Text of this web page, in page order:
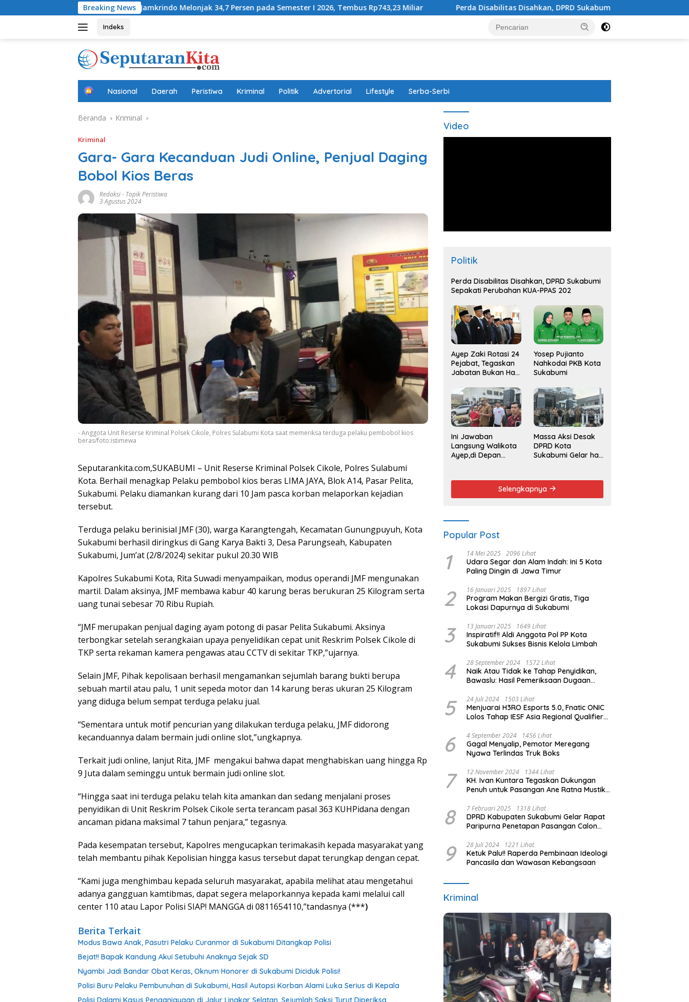
ke
Breaking News
Laba Jamkrindo Melonjak 34,7 Persen pada Semester I 2026, Tembus Rp743,23 Miliar Perda Disabilitas Disahkan, DPRD Sukabumi Sepakati Perubahan KUA-PPAS 202
Indeks
B
a
d
Nasional Daerah Peristiwa Kriminal Politik Advertorial Lifestyle Serba-Serbi
Beranda Kriminal
Kriminal
Gara- Gara Kecanduan Judi Online, Penjual Daging
Bobol Kios Beras
Redaksi- Topik Peristiwa
3 Agustus 2024
- Anggota Unit Reserse Kriminal Polsek Cikole, Polres Sulabumi Kota saat memeriksa terduga pelaku pembobol kios
beras/foto:istimewa
Seputarankita.com,SUKABUMI – Unit Reserse Kriminal Polsek Cikole, Polres Sulabumi
Kota. Berhail menagkap Pelaku pembobol kios beras LIMA JAYA, Blok A14, Pasar Pelita,
Sukabumi. Pelaku diamankan kurang dari 10 Jam pasca korban melaporkan kejadian
tersebut.
Terduga pelaku berinisial JMF (30), warga Karangtengah, Kecamatan Gunungpuyuh, Kota
Sukabumi berhasil diringkus di Gang Karya Bakti 3, Desa Parungseah, Kabupaten
Sukabumi, Jum’at (2/8/2024) sekitar pukul 20.30 WIB
Kapolres Sukabumi Kota, Rita Suwadi menyampaikan, modus operandi JMF mengunakan
martil. Dalam aksinya, JMF membawa kabur 40 karung beras berukuran 25 Kilogram serta
uang tunai sebesar 70 Ribu Rupiah.
“JMF merupakan penjual daging ayam potong di pasar Pelita Sukabumi. Aksinya
terbongkar setelah serangkaian upaya penyelidikan cepat unit Reskrim Polsek Cikole di
TKP serta rekaman kamera pengawas atau CCTV di sekitar TKP,”ujarnya.
Selain JMF, Pihak kepolisaan berhasil mengamankan sejumlah barang bukti berupa
sebuah martil atau palu, 1 unit sepeda motor dan 14 karung beras ukuran 25 Kilogram
yang diduga belum sempat terduga pelaku jual.
“Sementara untuk motif pencurian yang dilakukan terduga pelaku, JMF didorong
kecanduannya dalam bermain judi online slot,”ungkapnya.
Terkait judi online, lanjut Rita, JMF mengakui bahwa dapat menghabiskan uang hingga Rp
9 Juta dalam seminggu untuk bermain judi online slot.
“Hingga saat ini terduga pelaku telah kita amankan dan sedang menjalani proses
penyidikan di Unit Reskrim Polsek Cikole serta terancam pasal 363 KUHPidana dengan
ancaman pidana maksimal 7 tahun penjara,” tegasnya.
Pada kesempatan tersebut, Kapolres mengucapkan terimakasih kepada masyarakat yang
telah membantu pihak Kepolisian hingga kasus tersebut dapat terungkap dengan cepat.
“Kami juga menghimbau kepada seluruh masyarakat, apabila melihat atau mengetahui
adanya gangguan kamtibmas, dapat segera melaporkannya kepada kami melalui call
center 110 atau Lapor Polisi SIAP! MANGGA di 0811654110,”tandasnya (***)
Berita Terkait
Modus Bawa Anak, Pasutri Pelaku Curanmor di Sukabumi Ditangkap Polisi
Bejat!! Bapak Kandung Akui Setubuhi Anaknya Sejak SD
Nyambi Jadi Bandar Obat Keras, Oknum Honorer di Sukabumi Diciduk Polisi!
Polisi Buru Pelaku Pembunuhan di Sukabumi, Hasil Autopsi Korban Alami Luka Serius di Kepala
Polisi Dalami Kasus Penganiayaan di Jalur Lingkar Selatan, Sejumlah Saksi Turut Diperiksa
Video
Politik
Perda Disabilitas Disahkan, DPRD Sukabumi
Sepakati Perubahan KUA-PPAS 202
Ayep Zaki Rotasi 24
Pejabat, Tegaskan
Jabatan Bukan Hak
Yosep Pujianto
Nahkodai PKB Kota
Sukabumi
Ini Jawaban
Langsung Walikota
Ayep,di Depan
Massa Aksi Desak
DPRD Kota
Sukabumi Gelar hak
Walikota
Selengkapnya
Popular Post
1 14 Mei 2025 2096 Lihat
Udara Segar dan Alam Indah: Ini 5 Kota
Paling Dingin di Jawa Timur
2 16 Januari 2025 1897 Lihat
Program Makan Bergizi Gratis, Tiga
Lokasi Dapurnya di Sukabumi
3 13 Januari 2025 1649 Lihat
Inspiratif!! Aldi Anggota Pol PP Kota
Sukabumi Sukses Bisnis Kelola Limbah
4 28 September 2024 1572 Lihat
Naik Atau Tidak ke Tahap Penyidikan,
Bawaslu: Hasil Pemeriksaan Dugaan
5 24 Juli 2024 1503 Lihat
Menjuarai H3RO Esports 5.0, Fnatic ONIC
Lolos Tahap IESF Asia Regional Qualifier
6 4 September 2024 1456 Lihat
Gagal Menyalip, Pemotor Meregang
Nyawa Terlindas Truk Boks
7 12 November 2024 1344 Lihat
KH. Ivan Kuntara Tegaskan Dukungan
Penuh untuk Pasangan Ane Ratna Mustika
Purwakarta 2024
8 7 Februari 2025 1318 Lihat
DPRD Kabupaten Sukabumi Gelar Rapat
Paripurna Penetapan Pasangan Calon
Pejabat Eksekutif
9 28 Juli 2024 1221 Lihat
Ketuk Palu!! Raperda Pembinaan Ideologi
Pancasila dan Wawasan Kebangsaan
Kriminal